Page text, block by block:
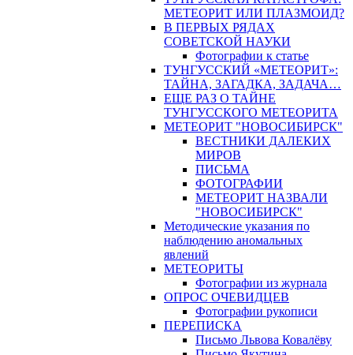
МЕТЕОРИТ ИЛИ ПЛАЗМОИД?
В ПЕРВЫХ РЯДАХ
СОВЕТСКОЙ НАУКИ
Фотографии к статье
ТУНГУССКИЙ «МЕТЕОРИТ»:
ТАЙНА, ЗАГАДКА, ЗАДАЧА…
ЕЩЕ РАЗ О ТАЙНЕ
ТУНГУССКОГО МЕТЕОРИТА
МЕТЕОРИТ "НОВОСИБИРСК"
ВЕСТНИКИ ДАЛЕКИХ
МИРОВ
ПИСЬМА
ФОТОГРАФИИ
МЕТЕОРИТ НАЗВАЛИ
"НОВОСИБИРСК"
Методические указания по
наблюдению аномальных
явлений
МЕТЕОРИТЫ
Фотографии из журнала
ОПРОС ОЧЕВИДЦЕВ
Фотографии рукописи
ПЕРЕПИСКА
Письмо Львова Ковалёву